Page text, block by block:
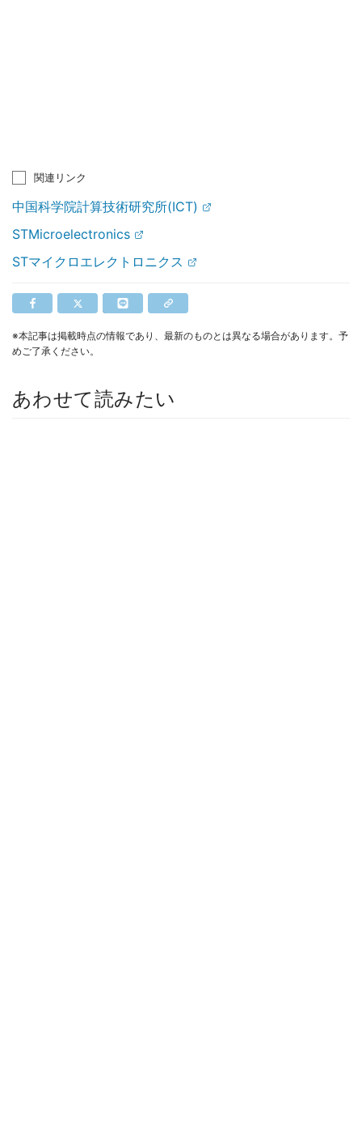
関連リンク
中国科学院計算技術研究所(ICT)
STMicroelectronics
STマイクロエレクトロニクス
※本記事は掲載時点の情報であり、最新のものとは異なる場合があります。予
めご了承ください。
あわせて読みたい